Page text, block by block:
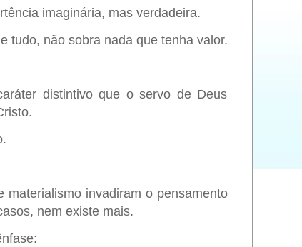
imaginária, mas verdadeira.
tudo, não sobra nada que tenha valor.
distintivo que o servo de Deus
materialismo invadiram o pensamento
nem existe mais.